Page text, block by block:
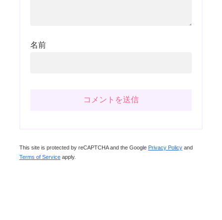
名前
This site is protected by reCAPTCHA and the Google Privacy Policy and
Terms of Service apply.